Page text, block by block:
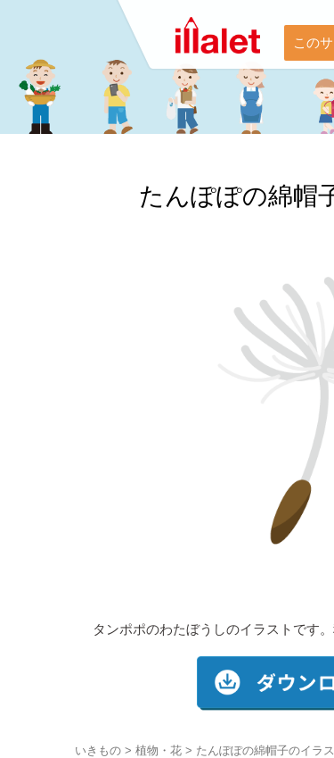
この
たんぽぽの綿帽
タンポポのわたぼうしのイラストです
いきもの> 植物・花> たんぽぽの綿帽子のイラ